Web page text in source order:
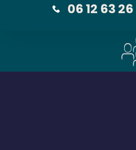
06 12 63